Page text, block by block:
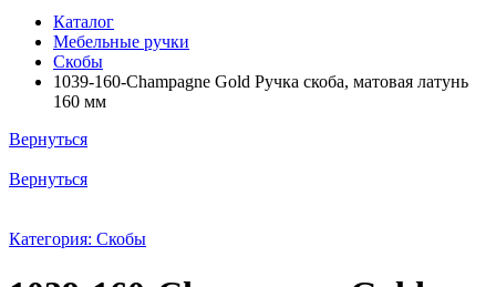
Каталог
Мебельные ручки
Скобы
1039-160-Champagne Gold Ручка скоба, матовая латунь
160 мм
Вернуться
Вернуться
Категория: Скобы